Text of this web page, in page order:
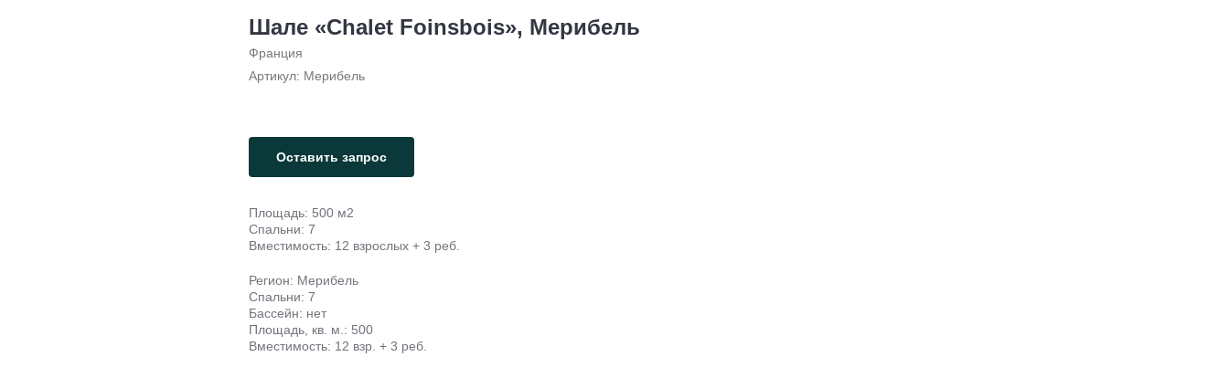
Шале «Chalet Foinsbois», Мерибель
Франция
Артикул: Мерибель
Оставить запрос
Площадь: 500 м2
Спальни: 7
Вместимость: 12 взрослых + 3 реб.
Регион: Мерибель
Спальни: 7
Бассейн: нет
Площадь, кв. м.: 500
Вместимость: 12 взр. + 3 реб.